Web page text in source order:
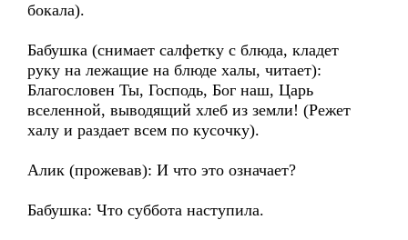
бокала).
Бабушка (снимает салфетку с блюда, кладет
руку на лежащие на блюде халы, читает):
Благословен Ты, Господь, Бог наш, Царь
вселенной, выводящий хлеб из земли! (Режет
халу и раздает всем по кусочку).
Алик (прожевав): И что это означает?
Бабушка: Что суббота наступила.